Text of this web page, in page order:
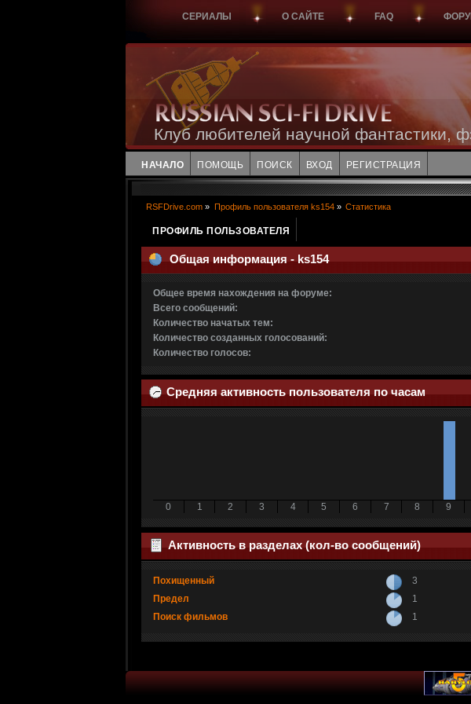
СЕРИАЛЫ О САЙТЕ FAQ
Клуб любителей научной фантастики,
НАЧАЛО ПОМОЩЬ ПОИСК ВХОД РЕГИСТРАЦИЯ
RSFDrive.com » Профиль пользователя ks154» Статистика
ПРОФИЛЬ ПОЛЬЗОВАТЕЛЯ
Общая информация - ks154
Общее время нахождения на форуме:
Всего сообщений:
Количество начатых тем:
Количество созданных голосований:
Количество голосов:
Средняя активность пользователя по часам
0 1 2 3 4 5 6 7 8 9
Активность в разделах (кол-во сообщений)
Похищенный
3
Предел
1
Поиск фильмов
1